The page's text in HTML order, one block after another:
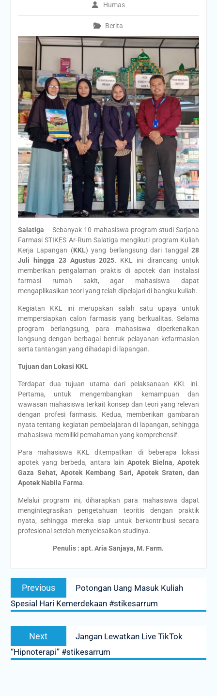
Lomba Dies Natalis ke 7
Humas
Berita
Salatiga – Sebanyak 10 mahasiswa program studi Sarjana
Farmasi STIKES Ar-Rum Salatiga mengikuti program Kuliah
Kerja Lapangan (KKL) yang berlangsung dari tanggal28
Juli hingga 23 Agustus 2025. KKL ini dirancang untuk
memberikan pengalaman praktis di apotek dan instalasi
farmasi rumah sakit, agar mahasiswa dapat
mengaplikasikan teori yang telah dipelajari di bangku kuliah.
Kegiatan KKL ini merupakan salah satu upaya untuk
mempersiapkan calon farmasis yang berkualitas. Selama
program berlangsung, para mahasiswa diperkenalkan
langsung dengan berbagai bentuk pelayanan kefarmasian
serta tantangan yang dihadapi di lapangan.
Tujuan dan Lokasi KKL
Terdapat dua tujuan utama dari pelaksanaan KKL ini.
Pertama, untuk mengembangkan kemampuan dan
wawasan mahasiswa terkait konsep dan teori yang relevan
dengan profesi farmasis. Kedua, memberikan gambaran
nyata tentang kegiatan pembelajaran di lapangan, sehingga
mahasiswa memiliki pemahaman yang komprehensif.
Para mahasiswa KKL ditempatkan di beberapa lokasi
apotek yang berbeda, antara lainApotek Bielna, Apotek
Gaza Sehat, Apotek Kembang Sari, Apotek Sraten, dan
Apotek Nabila Farma.
Melalui program ini, diharapkan para mahasiswa dapat
mengintegrasikan pengetahuan teoritis dengan praktik
nyata, sehingga mereka siap untuk berkontribusi secara
profesional setelah menyelesaikan studinya.
Penulis : apt. Aria Sanjaya, M. Farm.
Post
navigation
Previous
post:
Potongan Uang Masuk Kuliah
Spesial Hari Kemerdekaan #stikesarrum
Next
post:
Jangan Lewatkan Live TikTok
“Hipnoterapi” #stikesarrum